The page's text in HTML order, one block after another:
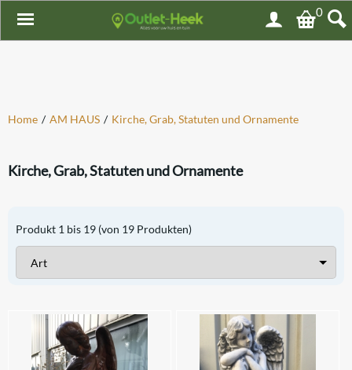
0
Home / AM HAUS / Kirche, Grab, Statuten und Ornamente
Kirche, Grab, Statuten und Ornamente
Produkt 1 bis 19 (von 19 Produkten)